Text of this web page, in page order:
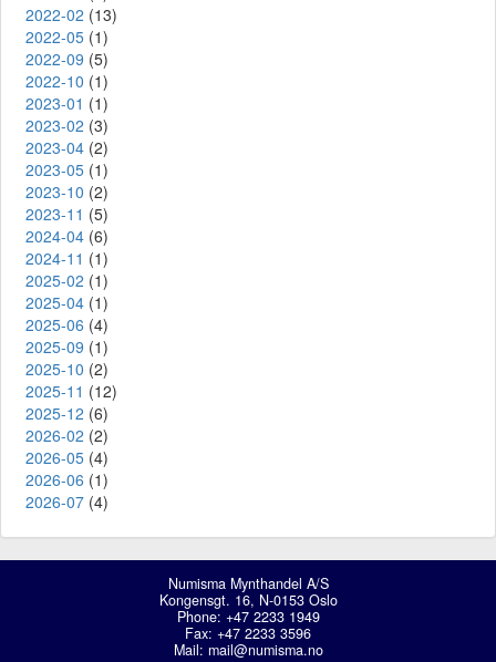
2022-02 (13)
2022-05 (1)
2022-09 (5)
2022-10 (1)
2023-01 (1)
2023-02 (3)
2023-04 (2)
2023-05 (1)
2023-10 (2)
2023-11 (5)
2024-04 (6)
2024-11 (1)
2025-02 (1)
2025-04 (1)
2025-06 (4)
2025-09 (1)
2025-10 (2)
2025-11 (12)
2025-12 (6)
2026-02 (2)
2026-05 (4)
2026-06 (1)
2026-07 (4)
Numisma Mynthandel A/S
Kongensgt. 16, N-0153 Oslo
Phone: +47 2233 1949
Fax: +47 2233 3596
Mail: mail@numisma.no